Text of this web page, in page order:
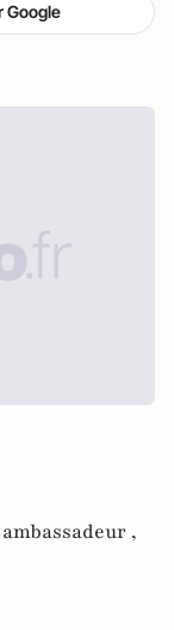
Google
ambassadeur ,